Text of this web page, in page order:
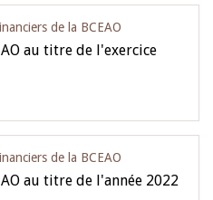
de la BCEAO
au titre de l'exercice
de la BCEAO
au titre de l'année 2022